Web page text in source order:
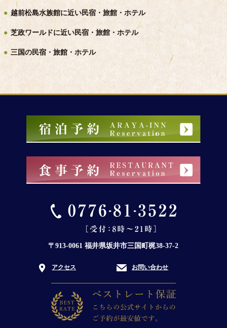
越前松島水族館に近い民宿・旅館・ホテル
芝政ワールドに近い民宿・旅館・ホテル
三国の民宿・旅館・ホテル
〒913-0061 福井県坂井市三国町梶38-37-2
アクセス お問い合わせ